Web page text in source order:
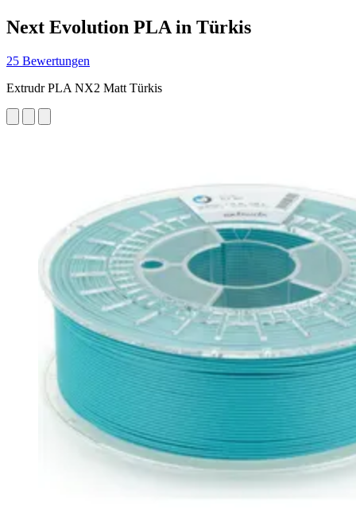
Next Evolution PLA in Türkis
25 Bewertungen
Extrudr PLA NX2 Matt Türkis